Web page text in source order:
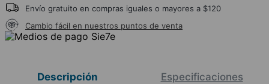
Envío gratuito en compras iguales o mayores a $120
Cambio fácil en nuestros puntos de venta
Descripción Especificaciones